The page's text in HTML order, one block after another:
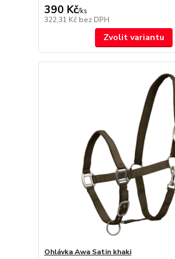
390 Kč/ks
322,31 Kč bez DPH
Zvolit variantu
Ohlávka Awa Satin khaki